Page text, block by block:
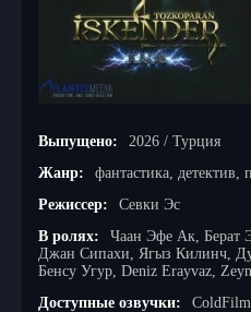
Выпущено:
2026 / Турция
Жанр:
фантастика, детектив,
Режиссер:
Севки Эс
В ролях:
Чаан Эфе Ак, Берат
Джан Сипахи, Ягыз Килинч,
Бенсу Угур, Deniz Erayvaz,
Доступные озвучки:
ColdFilm